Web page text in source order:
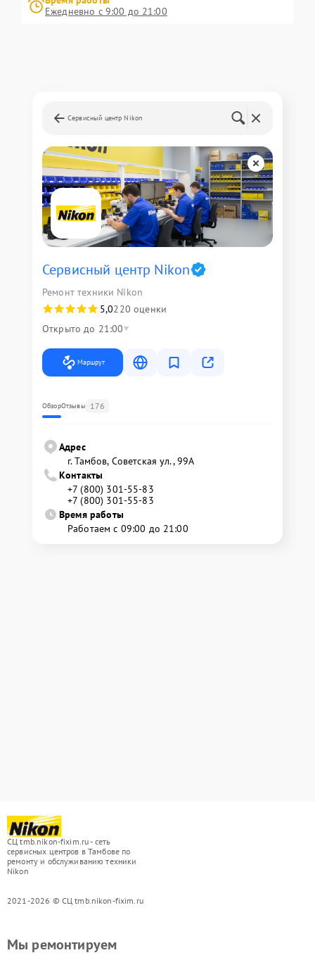
Ежедневно с 9:00 до 21:00
Сервисный центр Nikon
Сервисный центр Nikon
Ремонт техники Nikon
5,0220 оценки
Открыто до 21:00
Маршрут
ОбзорОтзывы 176
Адрес
г. Тамбов, Советская ул., 99А
Контакты
+7 (800) 301-55-83
+7 (800) 301-55-83
Время работы
Работаем с 09:00 до 21:00
СЦ tmb.nikon-fixim.ru - сеть
сервисных центров в Тамбове по
ремонту и обслуживанию техники
Nikon
2021-2026 © СЦ tmb.nikon-fixim.ru
Мы ремонтируем